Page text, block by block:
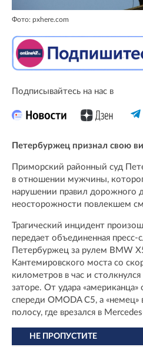
Фото: pxhere.com
Подписывайтесь на нас в
Петербуржец признал свою
Приморский районный суд
в отношении мужчины,
нарушении правил дорожного
неосторожности повлекшем
Трагический инцидент
передает объединенная пресс-
Петербуржец за рулем BMW
Кантемировского моста со
километров в час и
заторе. От удара
спереди OMODA C5, а «немец»
полосу, где врезался в
НЕ ПРОПУСТИТЕ